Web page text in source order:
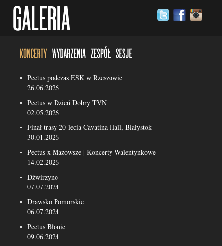
Pectus podczas ESK w Rzeszowie
26.06.2026
Pectus w Dzień Dobry TVN
02.05.2026
Finał trasy 20-lecia Cavatina Hall, Białystok
30.01.2026
Pectus x Mazowsze | Koncerty Walentynkowe
14.02.2026
Dźwirzyno
07.07.2024
Drawsko Pomorskie
06.07.2024
Pectus Błonie
09.06.2024